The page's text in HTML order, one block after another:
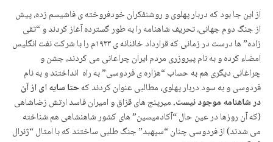
از این جا بود که دربار پهلوی و روشنفکران خودفروخته ی فاشیسم زده، پیش
از جنگ دوم جهانی، تحریف شاهنامه را به طور گسترده آغاز کردند و “تقی
زاده” ها درست در زمانی که قرارداد خائنانه ی ۱۹۳۳م را با شرکت نفت انگلیس
امضاء کرده و به نام پیروزری مردم ایران چراعانی می کردند، جشن و
چراغانی دیگری هم به حساب “هزاره ی فردوسی” به راه انداختند و به نام
فردوسی و به سود دربار پهلوی، مطالبی عنوان کردند کهحتا سایه ای از آن
در شاهنامه موجود نیست.میرپنج های قزاق و امیران فاسد ارتش زضاشاهی
(که آن روزها در عین حال “آکادمیسین” های کشور شاهنشاهی هم شناخته
می شدند) از فردوسی چنان “سپهبد” جنگ طلبی ساختند که با امثال “ژنرال